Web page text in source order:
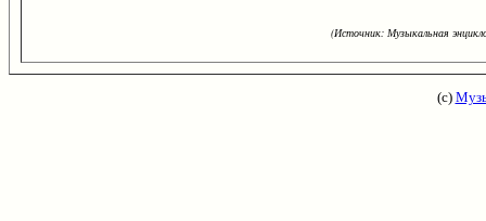
(Источник: Музыкальная
(с)